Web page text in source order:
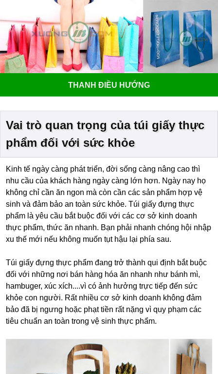
THANH ĐIỀU HƯỚNG
Vai trò quan trọng của túi giấy thực
phẩm đối với sức khỏe
Kinh tế ngày càng phát triển, đời sống càng nâng cao thì
nhu cầu của khách hàng ngày càng lớn hơn. Ngày nay họ
không chỉ cần ăn ngon mà còn cần các sản phẩm hợp vệ
sinh và đảm bảo an toàn sức khỏe. Túi giấy đựng thực
phẩm là yêu cầu bắt buộc đối với các cơ sở kinh doanh
thực phẩm, thức ăn nhanh. Bạn phải nhanh chóng hội nhập
xu thế mới nếu không muốn tụt hậu lại phía sau.
Túi giấy đựng thực phẩm đang trở thành qui định bắt buộc
đối với những nơi bán hàng hóa ăn nhanh như bánh mì,
hambuger, xúc xích....vì có ảnh hưởng trực tiếp đến sức
khỏe con người. Rất nhiều cơ sở kinh doanh không đảm
bảo đã bị ngưng hoặc phạt tiền rất nặng vì quy phạm các
tiêu chuẩn an toàn trong vệ sinh thực phẩm.